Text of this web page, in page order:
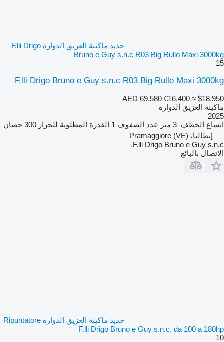
جديد ماكينة العزيق الدوارة F.lli Drigo
Bruno e Guy s.n.c R03 Big Rullo Maxi 3000kg
15
F.lli Drigo Bruno e Guy s.n.c R03 Big Rullo Maxi 3000kg
AED 69,580 €16,400 ≈ $18,950
ماكينة العزيق الدوارة
2025
اتساع الخطف 3 متر عدد الصفوف 1 القدرة المطلوبة للجرار 300 حصان
إيطاليا، Pramaggiore (VE)
F.lli Drigo Bruno e Guy s.n.c.
الاتصال بالبائع
جديد ماكينة العزيق الدوارة Ripuntatore
F.lli Drigo Bruno e Guy s.n.c. da 100 a 180hp
10